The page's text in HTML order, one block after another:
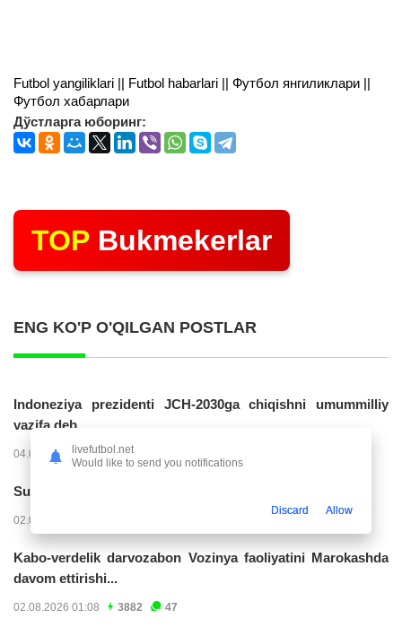
Futbol yangiliklari || Futbol habarlari || Футбол янгиликлари ||
Футбол хабарлари
Дўстларга юборинг:
TOP Bukmekerlar
ENG KO'P O'QILGAN POSTLAR
Indoneziya prezidenti JCH-2030ga chiqishni umummilliy
vazifa deb...
04.08.2026 02:11 14202
Superliga. “Buxoro” - “Lokomotiv”...
02.08.2026 03:08
Kabo-verdelik darvozabon Vozinya faoliyatini Marokashda
davom ettirishi...
02.08.2026 01:08 3882 47
livefutbol.net
Would like to send you notifications
Discard Allow